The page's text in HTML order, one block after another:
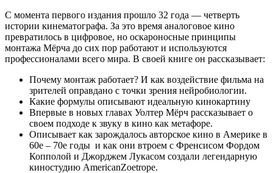
С момента первого издания прошло 32 года — четверть
истории кинематографа. За это время аналоговое кино
превратилось в цифровое, но оскароносные принципы
монтажа Мёрча до сих пор работают и используются
профессионалами всего мира. В своей книге он рассказывает:
Почему монтаж работает? И как воздействие фильма на
зрителей оправдано с точки зрения нейробиологии.
Какие формулы описывают идеальную кинокартину
Впервые в новых главах Уолтер Мёрч рассказывает о
своем подходе к звуку в кино как метафоре.
Описывает как зарождалось авторское кино в Америке в
60е – 70е годы и как они втроем с Френсисом Фордом
Копполой и Джорджем Лукасом создали легендарную
киностудию AmericanZoetrope.